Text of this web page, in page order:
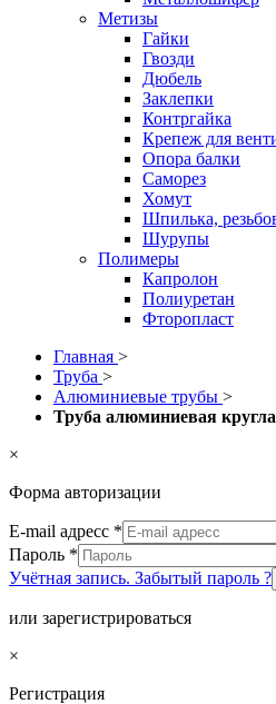
Метизы
Гайки
Гвозди
Дюбель
Заклепки
Контргайка
Крепеж для
Опора балки
Саморез
Хомут
Шпилька,
Шурупы
Полимеры
Капролон
Полиуретан
Фторопласт
Главная >
Труба >
Алюминиевые трубы >
Труба алюминиевая
×
Форма авторизации
E-mail адресс *
Пароль *
Учётная запись. Забытый пароль ?
или зарегистрироваться
×
Регистрация